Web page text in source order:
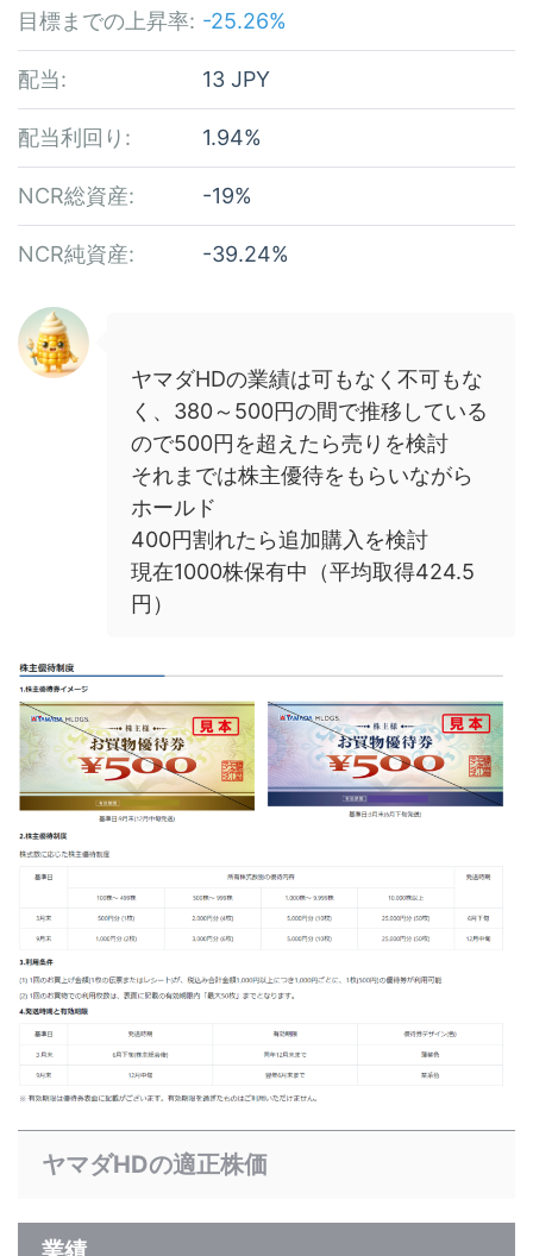
目標までの上昇率: -25.26%
配当: 13 JPY
配当利回り: 1.94%
NCR総資産: -19%
NCR純資産: -39.24%
ヤマダHDの業績は可もなく不可もな
く、380～500円の間で推移している
ので500円を超えたら売りを検討
それまでは株主優待をもらいながら
ホールド
400円割れたら追加購入を検討
現在1000株保有中（平均取得424.5
円）
ヤマダHDの適正株価